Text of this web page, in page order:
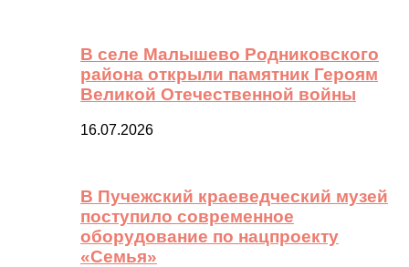
В селе Малышево Родниковского
района открыли памятник Героям
Великой Отечественной войны
16.07.2026
В Пучежский краеведческий музей
поступило современное
оборудование по нацпроекту
«Семья»